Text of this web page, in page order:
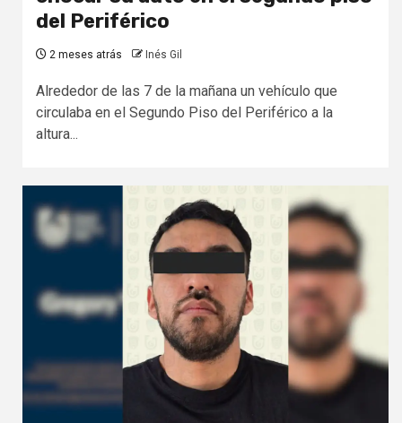
del Periférico
2 meses atrás Inés Gil
Alrededor de las 7 de la mañana un vehículo que
circulaba en el Segundo Piso del Periférico a la
altura...